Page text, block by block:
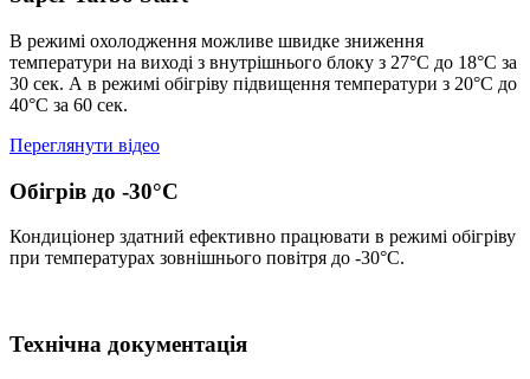
В режимi охолодження можливе швидке зниження
температури на виходi з внутрiшнього блоку з 27°С до 18°С за
30 сек. А в режимi обiгрiву пiдвищення температури з 20°С до
40°С за 60 сек.
Переглянути відео
Обігрів до -30°С
Кондиціонер здатний ефективно працювати в режимі обігріву
при температурах зовнішнього повітря до -30°С.
Технічна документація